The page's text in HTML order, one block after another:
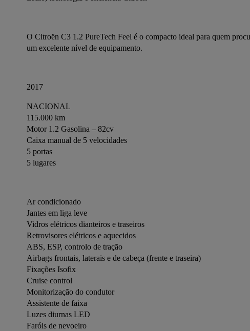
O Citroën C3 1.2 PureTech Feel é o compacto ideal para quem
um excelente nível de equipamento.
2017
NACIONAL
115.000 km
Motor 1.2 Gasolina – 82cv
Caixa manual de 5 velocidades
5 portas
5 lugares
Ar condicionado
Jantes em liga leve
Vidros elétricos dianteiros e traseiros
Retrovisores elétricos e aquecidos
ABS, ESP, controlo de tração
Airbags frontais, laterais e de cabeça (frente e traseira)
Fixações Isofix
Cruise control
Monitorização do condutor
Assistente de faixa
Luzes diurnas LED
Faróis de nevoeiro